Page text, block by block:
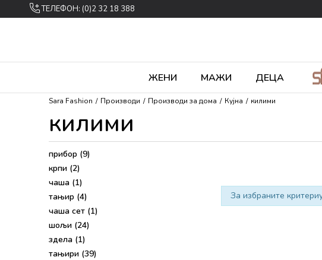
ТЕЛЕФОН: (0)2 32 18 388
ЖЕНИ МАЖИ ДЕЦА
Sara Fashion Производи Производи за дома Кујна килими
килими
прибор (9)
крпи (2)
чаша (1)
тањир (4)
чаша сет (1)
шољи (24)
здела (1)
тањири (39)
За избраните